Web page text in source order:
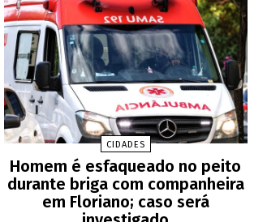
CIDADES
Homem é esfaqueado no peito
durante briga com companheira
em Floriano; caso será